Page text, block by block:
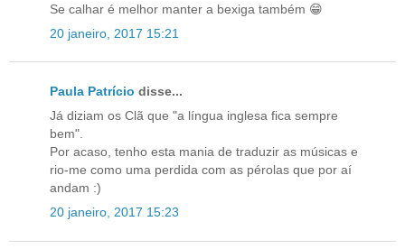
Se calhar é melhor manter a bexiga também 😁
20 janeiro, 2017 15:21
Paula Patrício disse...
Já diziam os Clã que "a língua inglesa fica sempre
bem".
Por acaso, tenho esta mania de traduzir as músicas e
rio-me como uma perdida com as pérolas que por aí
andam :)
20 janeiro, 2017 15:23